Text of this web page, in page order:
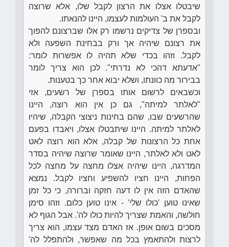
שיבטלו אצלו את הרצון לקבל שלו, אלא שרוצה
לקבל את ב' העולמות לעצמו, היינו להנאתו.
ובספרן של צדיקים נרשמו רק אלו שברצונם להפוך
את רצונם שיהיה אך ורק בבחינת השפעה ולא
לקבל. וזהו בכדי שלא תהיה לו אפשרות לומר:
"אדעתא דהכי לא נדרתי". לכן הוא צריך לומר
בבירור מה כוונתו, ושלא יבוא אחר כך בטענות.
וכשבאים לרשום אותו בספרן של רשעים, אזי
"לאלתר למיתה", גם כן אין הוא רוצה, היינו
שהרשעים שבו, שהם בחינות ניצוצי הקבלה, שיהיו
לאלתר למיתה. היינו שיתבטלו אצלו, ויאבדו בפעם
אחת כל הרצונות של קבלה, אלא הוא רוצה לאט
לאט ולא לאלתר, היינו שאומר שרוצה שיהיה בסדר
המדרגה, היינו שיהיה אצלו מחצה על מחצה לכל
הפחות, היינו חציו להשפיע וחציו לקבל. נמצא
שהאדם הזה אין לו דעה חזקה וברורה, כי כל זמן
שאינו טוען 'כולו שלי' - אינו טוען כלום. וזהו סימן
חולשה, והאמת שצריך להיות כולו לה'. אבל הגוף לא
מסכים בשום אופן. אז האדם מצד עצמו, הוא צריך
לרצות ולהתאמץ בכל מה שאפשר, ולהתפלל לה'